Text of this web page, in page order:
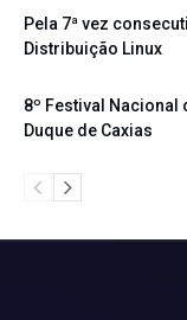
Pela 7ª vez
Distribuição Linux
8º Festival Nacional
Duque de Caxias